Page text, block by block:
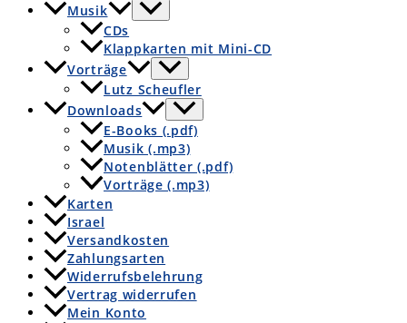
Musik
CDs
Klappkarten mit Mini-CD
Vorträge
Lutz Scheufler
Downloads
E-Books (.pdf)
Musik (.mp3)
Notenblätter (.pdf)
Vorträge (.mp3)
Karten
Israel
Versandkosten
Zahlungsarten
Widerrufsbelehrung
Vertrag widerrufen
Mein Konto